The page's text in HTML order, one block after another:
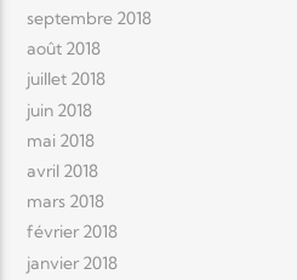
septembre 2018
août 2018
juillet 2018
juin 2018
mai 2018
avril 2018
mars 2018
février 2018
janvier 2018